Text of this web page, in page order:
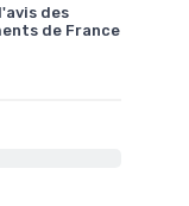
des
de France